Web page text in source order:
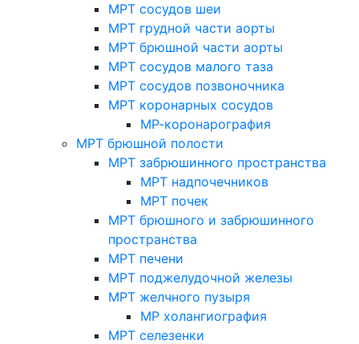
МРТ сосудов шеи
МРТ грудной части аорты
МРТ брюшной части аорты
МРТ сосудов малого таза
МРТ сосудов позвоночника
МРТ коронарных сосудов
МР-коронарография
МРТ брюшной полости
МРТ забрюшинного пространства
МРТ надпочечников
МРТ почек
МРТ брюшного и забрюшинного
пространства
МРТ печени
МРТ поджелудочной железы
МРТ желчного пузыря
МР холангиография
МРТ селезенки